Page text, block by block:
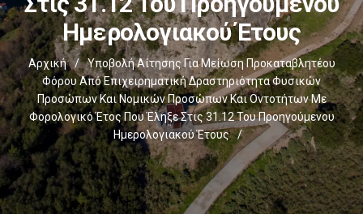
Ημερολογιακού Έτους
Αρχική /
Υποβολή Αίτησης Για Μείωση Προκαταβλητέου
Φόρου Από Επιχειρηματική Δραστηριότητα Φυσικών
Προσώπων Και Νομικών Προσώπων Και Οντοτήτων Με
Φορολογικό Έτος Που Έληξε Στις 31.12 Του Προηγούμενου
Ημερολογιακού Έτους
/